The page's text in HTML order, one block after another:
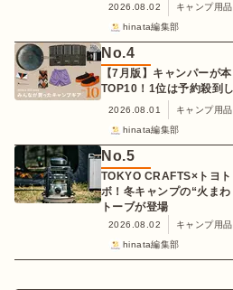
2026.08.02
キャンプ用品
hinata編集部
No.4
【7月版】キャンパーが
TOP10！1位は予約殺到
2026.08.01
キャンプ用品
hinata編集部
No.5
TOKYO CRAFTS×トヨ
ボ！冬キャンプの“火ま
トーブが登場
2026.08.02
キャンプ用品
hinata編集部